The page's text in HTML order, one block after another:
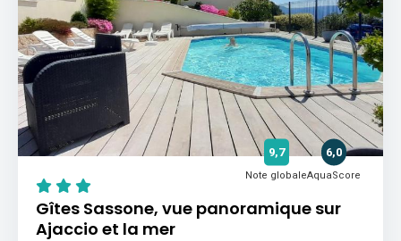
Gîtes Sassone, vue panoramique sur
Ajaccio et la mer
9,7
Note globale
6,0
AquaScore